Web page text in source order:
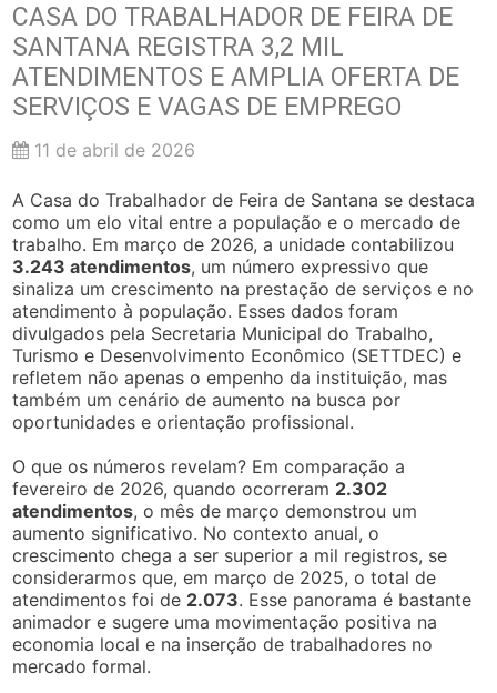
CASA DO TRABALHADOR DE FEIRA DE
SANTANA REGISTRA 3,2 MIL
ATENDIMENTOS E AMPLIA OFERTA DE
SERVIÇOS E VAGAS DE EMPREGO
11 de abril de 2026
A Casa do Trabalhador de Feira de Santana se destaca
como um elo vital entre a população e o mercado de
trabalho. Em março de 2026, a unidade contabilizou
3.243 atendimentos, um número expressivo que
sinaliza um crescimento na prestação de serviços e no
atendimento à população. Esses dados foram
divulgados pela Secretaria Municipal do Trabalho,
Turismo e Desenvolvimento Econômico (SETTDEC) e
refletem não apenas o empenho da instituição, mas
também um cenário de aumento na busca por
oportunidades e orientação profissional.
O que os números revelam? Em comparação a
fevereiro de 2026, quando ocorreram 2.302
atendimentos, o mês de março demonstrou um
aumento significativo. No contexto anual, o
crescimento chega a ser superior a mil registros, se
considerarmos que, em março de 2025, o total de
atendimentos foi de 2.073. Esse panorama é bastante
animador e sugere uma movimentação positiva na
economia local e na inserção de trabalhadores no
mercado formal.